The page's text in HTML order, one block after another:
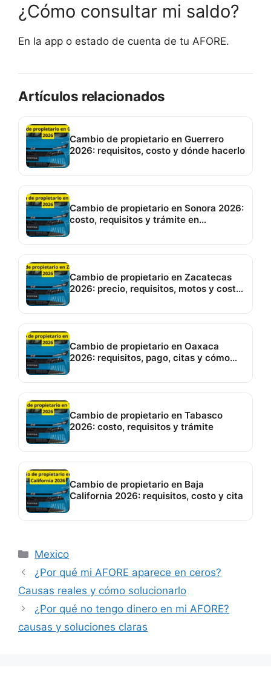
¿Cómo consultar mi saldo?
En la app o estado de cuenta de tu AFORE.
Artículos relacionados
Cambio de propietario en Guerrero
2026: requisitos, costo y dónde hacerlo
Cambio de propietario en Sonora 2026:
costo, requisitos y trámite en
Cambio de propietario en Zacatecas
2026: precio, requisitos, motos y costo
Cambio de propietario en Oaxaca
2026: requisitos, pago, citas y cómo
Cambio de propietario en Tabasco
2026: costo, requisitos y trámite
Cambio de propietario en Baja
California 2026: requisitos, costo y cita
Categorías
Mexico
¿Por qué mi AFORE aparece en ceros?
Causas reales y cómo solucionarlo
¿Por qué no tengo dinero en mi AFORE?
causas y soluciones claras